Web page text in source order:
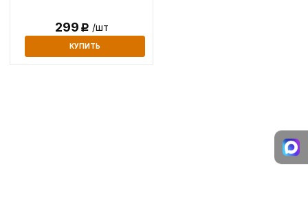
299Р /шт
КУПИТЬ